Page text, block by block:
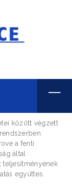
között végzett
a fenti
által
teljesítményének
együttes.